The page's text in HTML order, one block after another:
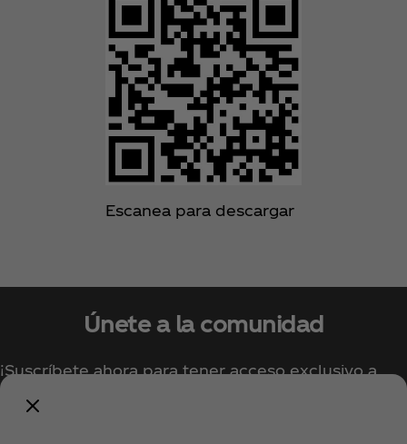
Escanea para descargar
Únete a la comunidad
¡Suscríbete ahora para tener acceso exclusivo a